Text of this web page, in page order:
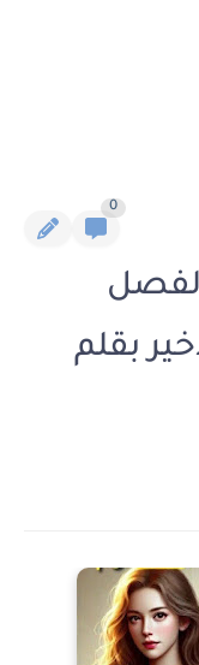
0
32 والاخير بقلم